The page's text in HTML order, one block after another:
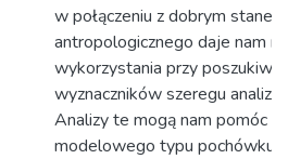
w połączeniu z dobrym
antropologicznego daje nam
wykorzystania przy
wyznaczników szeregu analiz
Analizy te mogą nam pomóc
modelowego typu pochówku